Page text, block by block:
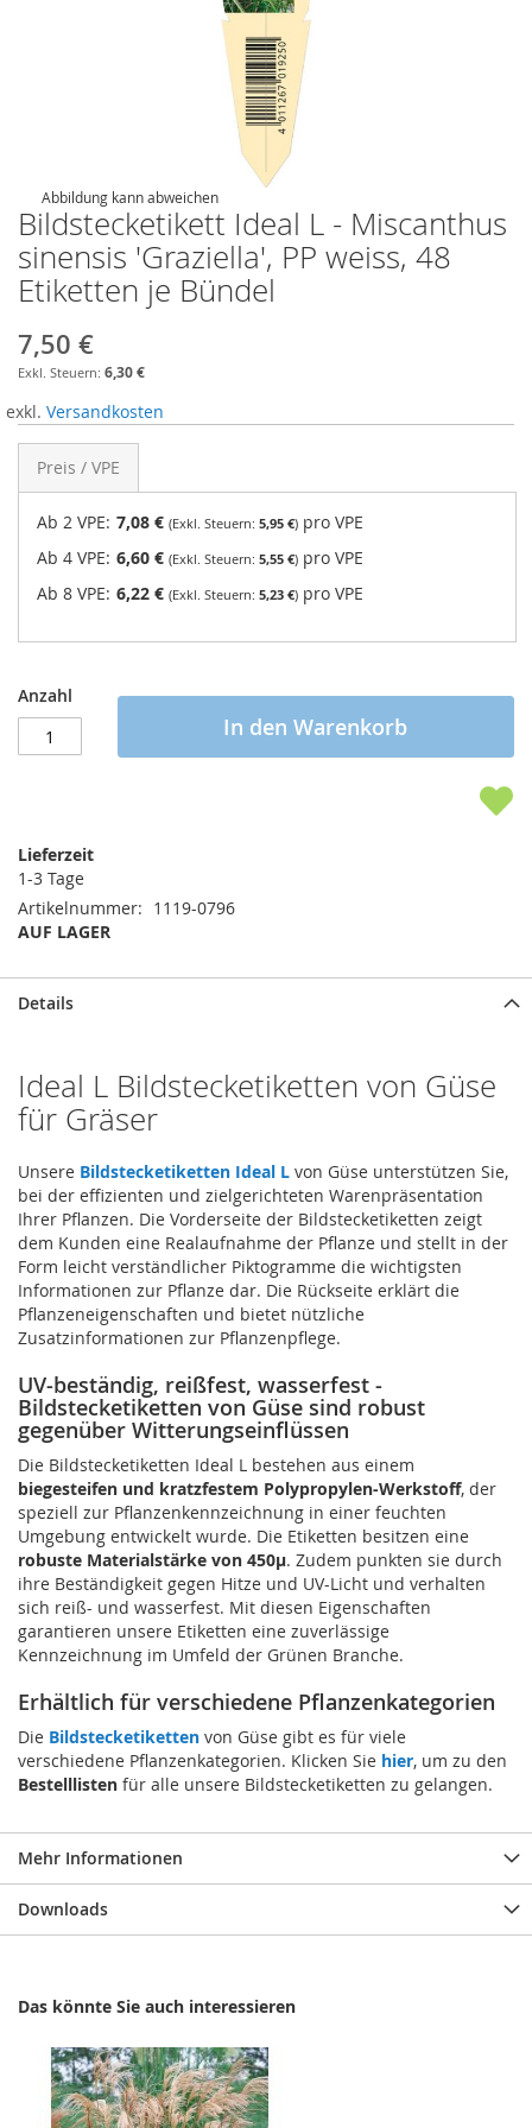
Abbildung kann abweichen
Bildstecketikett Ideal L - Miscanthus
sinensis 'Graziella', PP weiss, 48
Etiketten je Bündel
7,50 €
6,30 €
exkl. Versandkosten
Preis / VPE
Ab 2 VPE: 7,08 € 5,95 € pro VPE
Ab 4 VPE: 6,60 € 5,55 € pro VPE
Ab 8 VPE: 6,22 € 5,23 € pro VPE
Anzahl
In den Warenkorb
Lieferzeit
1-3 Tage
Artikelnummer
1119-0796
AUF LAGER
Details
Ideal L Bildstecketiketten von Güse
für Gräser
Unsere Bildstecketiketten Ideal L von Güse unterstützen Sie,
bei der effizienten und zielgerichteten Warenpräsentation
Ihrer Pflanzen. Die Vorderseite der Bildstecketiketten zeigt
dem Kunden eine Realaufnahme der Pflanze und stellt in der
Form leicht verständlicher Piktogramme die wichtigsten
Informationen zur Pflanze dar. Die Rückseite erklärt die
Pflanzeneigenschaften und bietet nützliche
Zusatzinformationen zur Pflanzenpflege.
UV-beständig, reißfest, wasserfest -
Bildstecketiketten von Güse sind robust
gegenüber Witterungseinflüssen
Die Bildstecketiketten Ideal L bestehen aus einem
biegesteifen und kratzfestem Polypropylen-Werkstoff, der
speziell zur Pflanzenkennzeichnung in einer feuchten
Umgebung entwickelt wurde. Die Etiketten besitzen eine
robuste Materialstärke von 450µ. Zudem punkten sie durch
ihre Beständigkeit gegen Hitze und UV-Licht und verhalten
sich reiß- und wasserfest. Mit diesen Eigenschaften
garantieren unsere Etiketten eine zuverlässige
Kennzeichnung im Umfeld der Grünen Branche.
Erhältlich für verschiedene Pflanzenkategorien
Die Bildstecketiketten von Güse gibt es für viele
verschiedene Pflanzenkategorien. Klicken Sie hier, um zu den
Bestelllisten für alle unsere Bildstecketiketten zu gelangen.
Mehr Informationen
Downloads
Das könnte Sie auch interessieren